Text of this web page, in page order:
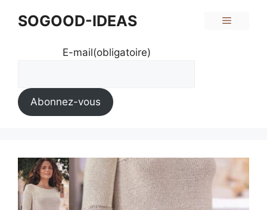
SOGOOD-IDEAS Menu
E-mail(obligatoire)
Abonnez-vous